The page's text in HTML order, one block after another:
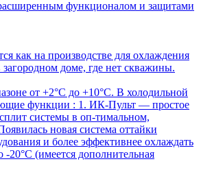
функционалом и защитами
как на производстве для охлаждения
доме, где нет скважины.
от +2°С до +10°С. В холодильной
функции : 1. ИК-Пульт — простое
системы в оп-тимальном,
новая система оттайки
и более эффективнее охлаждать
20°С (имеется дополнительная